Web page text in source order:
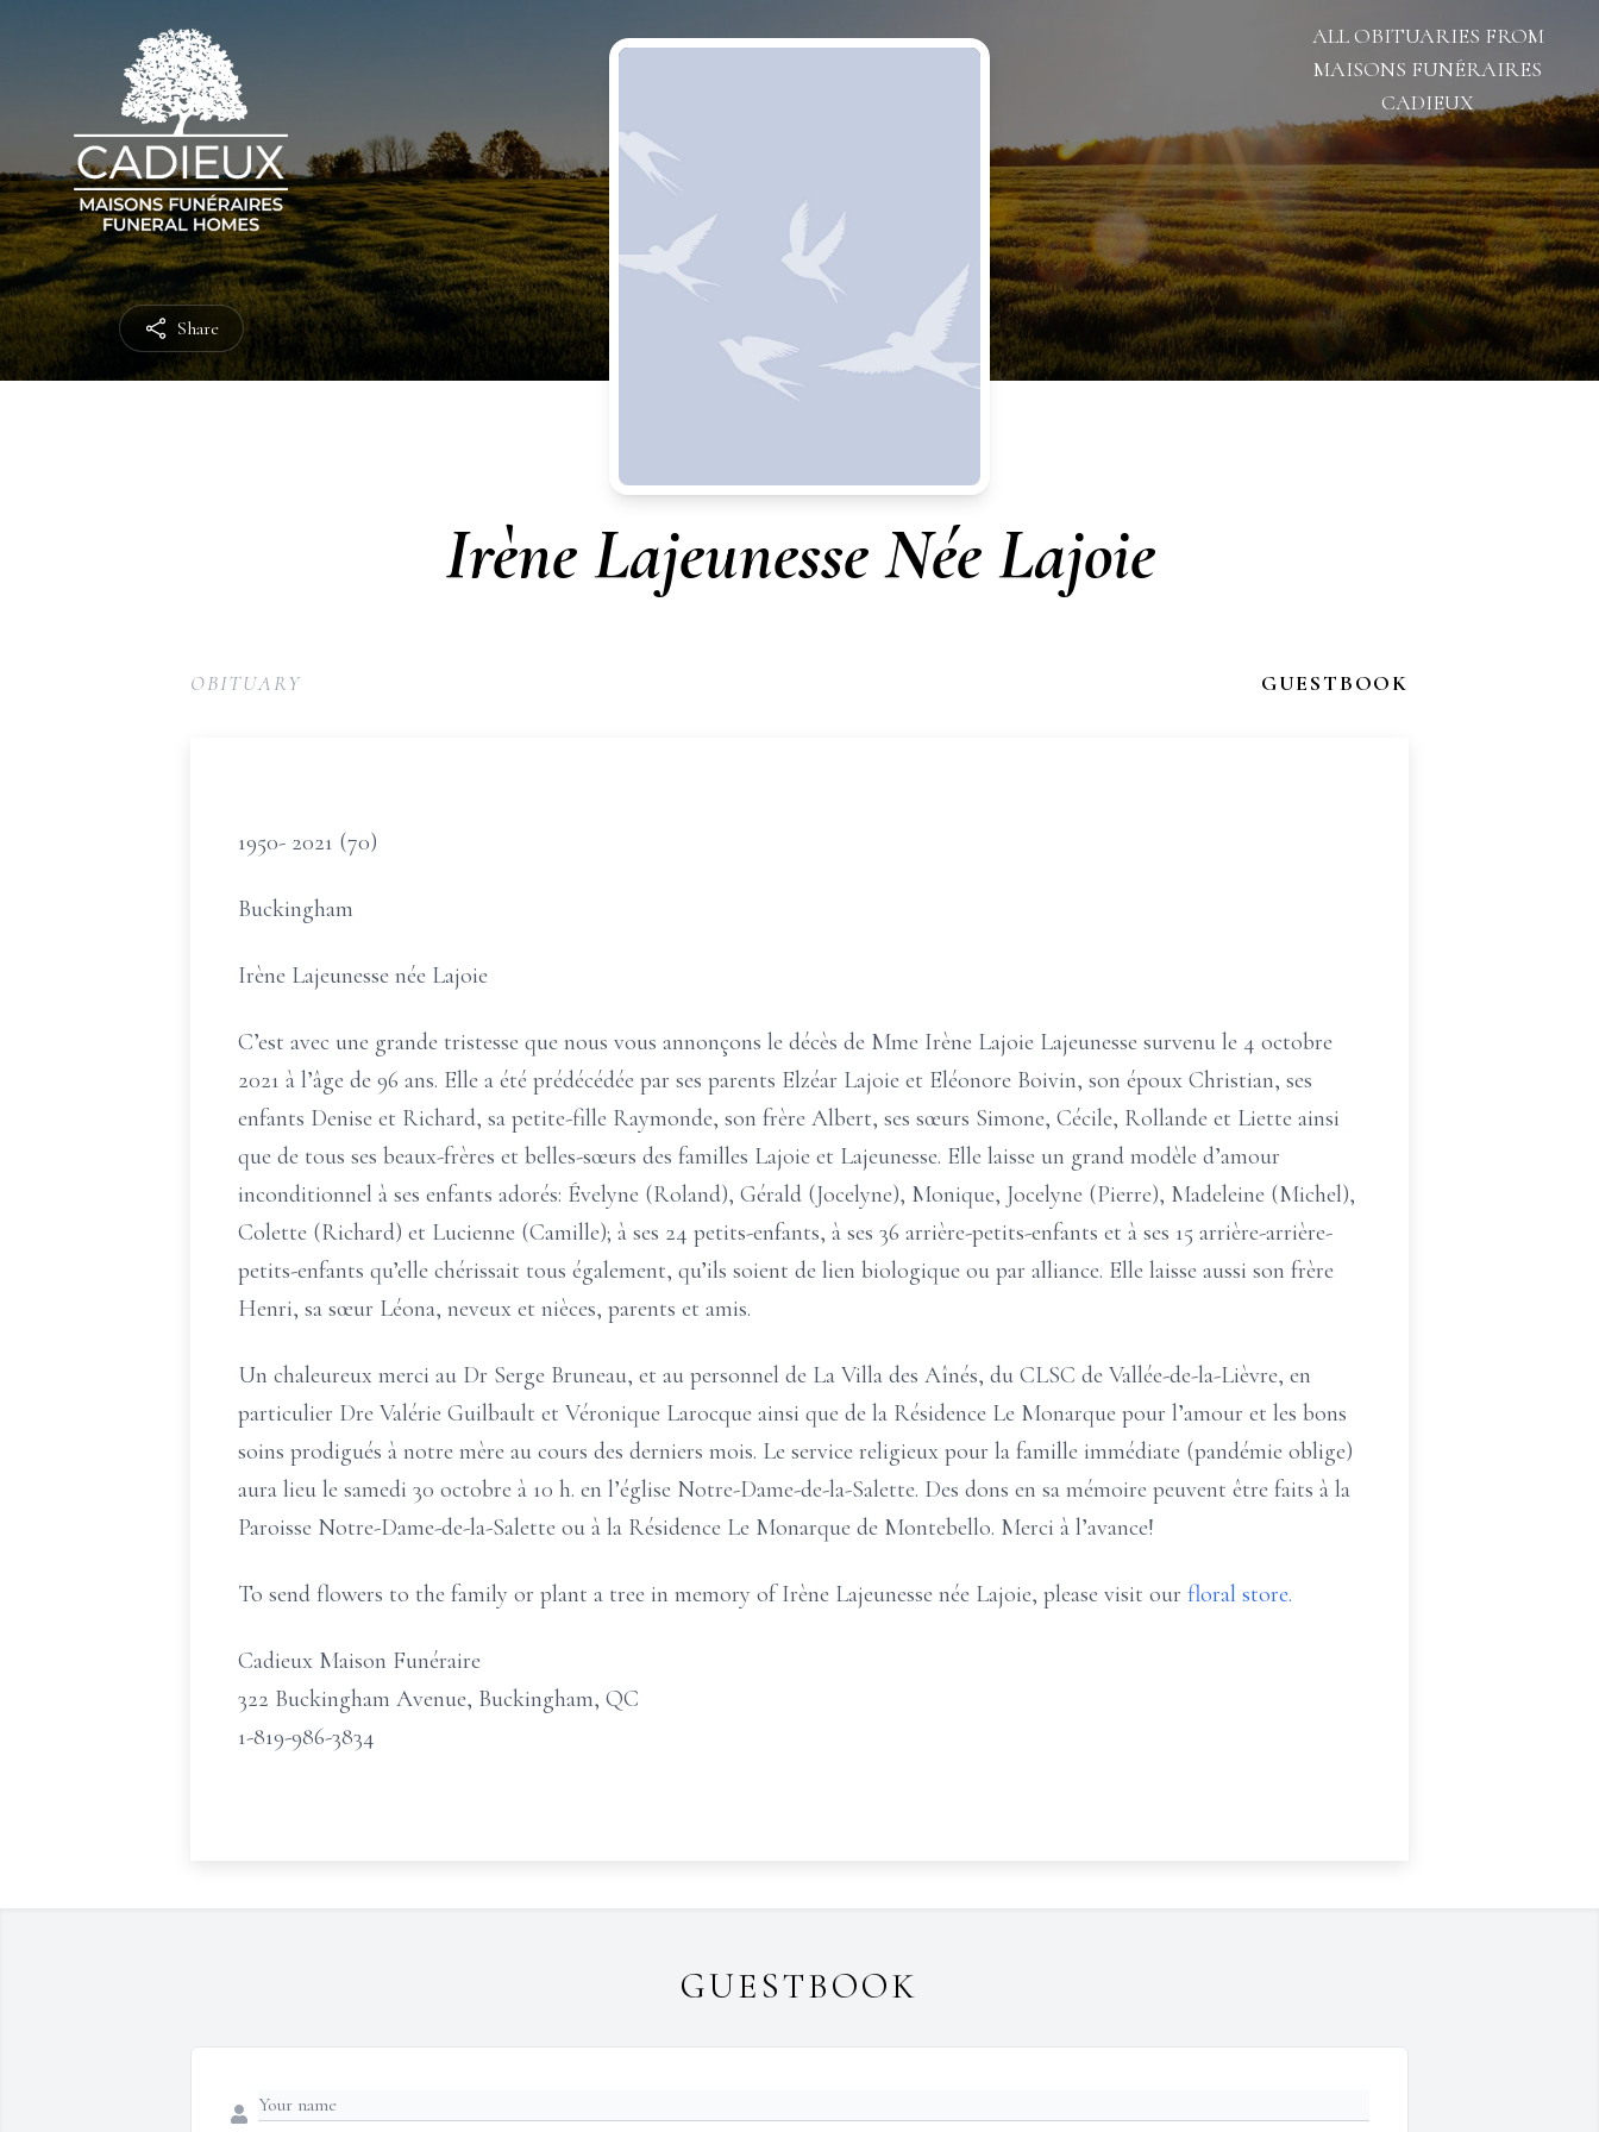
Share
ALL OBITUARIES FROM
MAISONS FUNÉRAIRES
CADIEUX
Irène Lajeunesse Née Lajoie
OBITUARY GUESTBOOK
1950- 2021 (70)
Buckingham
Irène Lajeunesse née Lajoie
C’est avec une grande tristesse que nous vous annonçons le décès de Mme Irène Lajoie Lajeunesse survenu le 4 octobre
2021 à l’âge de 96 ans. Elle a été prédécédée par ses parents Elzéar Lajoie et Eléonore Boivin, son époux Christian, ses
enfants Denise et Richard, sa petite-fille Raymonde, son frère Albert, ses sœurs Simone, Cécile, Rollande et Liette ainsi
que de tous ses beaux-frères et belles-sœurs des familles Lajoie et Lajeunesse. Elle laisse un grand modèle d’amour
inconditionnel à ses enfants adorés: Évelyne (Roland), Gérald (Jocelyne), Monique, Jocelyne (Pierre), Madeleine (Michel),
Colette (Richard) et Lucienne (Camille); à ses 24 petits-enfants, à ses 36 arrière-petits-enfants et à ses 15 arrière-arrière-
petits-enfants qu’elle chérissait tous également, qu’ils soient de lien biologique ou par alliance. Elle laisse aussi son frère
Henri, sa sœur Léona, neveux et nièces, parents et amis.
Un chaleureux merci au Dr Serge Bruneau, et au personnel de La Villa des Aînés, du CLSC de Vallée-de-la-Lièvre, en
particulier Dre Valérie Guilbault et Véronique Larocque ainsi que de la Résidence Le Monarque pour l’amour et les bons
soins prodigués à notre mère au cours des derniers mois. Le service religieux pour la famille immédiate (pandémie oblige)
aura lieu le samedi 30 octobre à 10 h. en l’église Notre-Dame-de-la-Salette. Des dons en sa mémoire peuvent être faits à la
Paroisse Notre-Dame-de-la-Salette ou à la Résidence Le Monarque de Montebello. Merci à l’avance!
To send flowers to the family or plant a tree in memory of Irène Lajeunesse née Lajoie, please visit our floral store.
Cadieux Maison Funéraire
322 Buckingham Avenue, Buckingham, QC
1-819-986-3834
GUESTBOOK